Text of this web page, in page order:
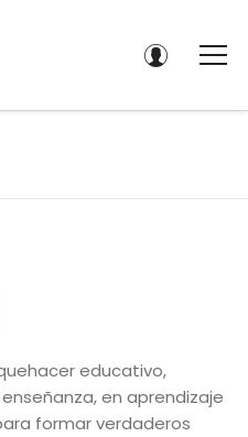
educativo,
en aprendizaje
formar verdaderos